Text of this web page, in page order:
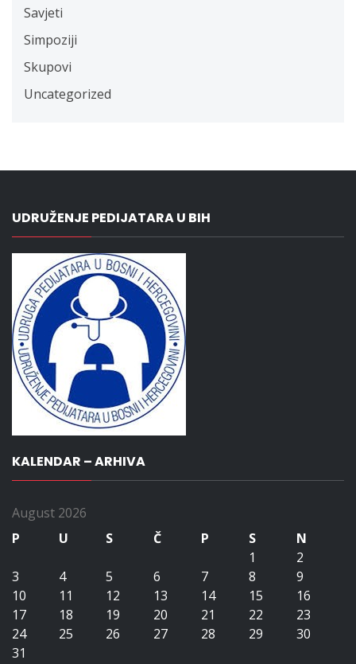
Savjeti
Simpoziji
Skupovi
Uncategorized
UDRUŽENJE PEDIJATARA U BIH
KALENDAR – ARHIVA
August 2026
P
U S Č P S
N
1
2
3
4 5 6 7 8
9
10
11 12 13 14 15
16
17
18 19 20 21 22
23
24
25 26 27 28 29
30
31